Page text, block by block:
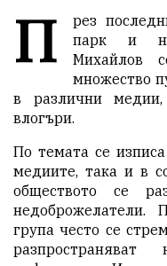
П
рез
парк и
Михайлов
множество
в различни
влогъри.
По темата се
медиите, така и в
обществото се
недоброжелатели.
група често се